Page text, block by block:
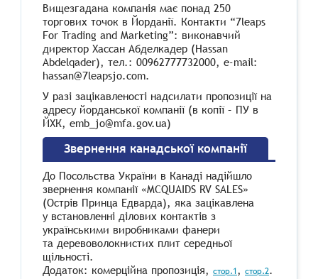
Вищезгадана компанія має понад 250
торгових точок в Йорданії. Контакти “7leaps
For Trading and Marketing”: виконавчий
директор Хассан Абделкадер (Hassan
Abdelqader), тел.: 00962777732000, е-mail:
hassan@7leapsjo.com.
У разі зацікавленості надсилати пропозиції на
адресу йорданської компанії (в копії – ПУ в
ЙХК, emb_jo@mfa.gov.ua)
Звернення канадської компанії
До Посольства України в Канаді надійшло
звернення компанії «MCQUAIDS RV SALES»
(Острів Принца Едварда), яка зацікавлена
у встановленні ділових контактів з
українськими виробниками фанери
та деревоволокнистих плит середньої
щільності.
Додаток: комерційна пропозиція, стор.1, стор.2.